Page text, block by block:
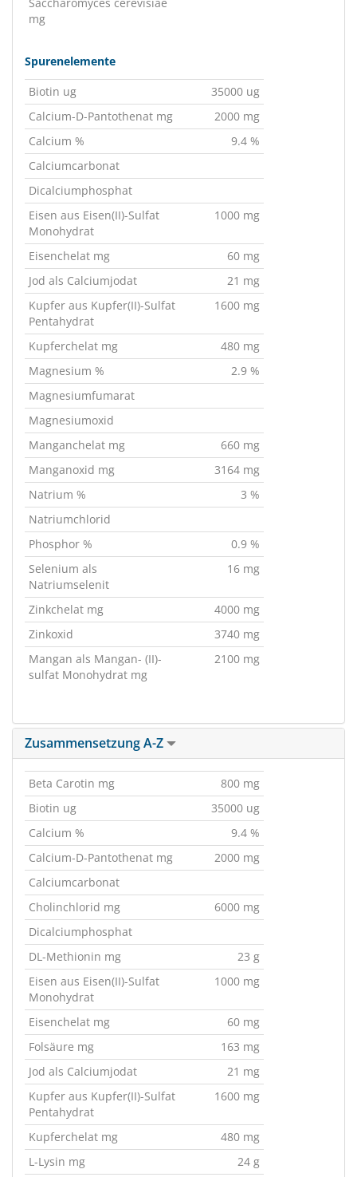
mg
Spurenelemente
Biotin ug
35000 ug
Calcium-D-Pantothenat mg
2000 mg
Calcium %
9.4 %
Calciumcarbonat
Dicalciumphosphat
Eisen aus Eisen(II)-Sulfat
Monohydrat
1000 mg
Eisenchelat mg
60 mg
Jod als Calciumjodat
21 mg
Kupfer aus Kupfer(II)-Sulfat
Pentahydrat
1600 mg
Kupferchelat mg
480 mg
Magnesium %
2.9 %
Magnesiumfumarat
Magnesiumoxid
Manganchelat mg
660 mg
Manganoxid mg
3164 mg
Natrium %
3 %
Natriumchlorid
Phosphor %
0.9 %
Selenium als
Natriumselenit
16 mg
Zinkchelat mg
4000 mg
Zinkoxid
3740 mg
Mangan als Mangan- (II)-
sulfat Monohydrat mg
2100 mg
Zusammensetzung A-Z
Beta Carotin mg
800 mg
Biotin ug
35000 ug
Calcium %
9.4 %
Calcium-D-Pantothenat mg
2000 mg
Calciumcarbonat
Cholinchlorid mg
6000 mg
Dicalciumphosphat
DL-Methionin mg
23 g
Eisen aus Eisen(II)-Sulfat
Monohydrat
1000 mg
Eisenchelat mg
60 mg
Folsäure mg
163 mg
Jod als Calciumjodat
21 mg
Kupfer aus Kupfer(II)-Sulfat
Pentahydrat
1600 mg
Kupferchelat mg
480 mg
L-Lysin mg
24 g